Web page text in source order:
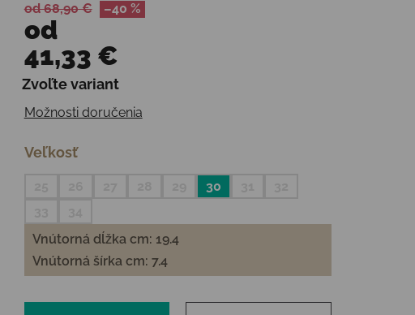
od 68,90 € –40 %
od
41,33 €
Jednotková cena:
Zvoľte variant
Možnosti doručenia
Veľkosť
30
Vnútorná dĺžka cm: 19.4
Vnútorná šírka cm: 7.4